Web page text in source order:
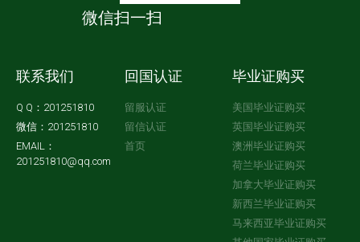
微信扫一扫
联系我们
Q Q：201251810
微信：201251810
EMAIL：
201251810@qq.com
回国认证
留服认证
留信认证
首页
毕业证购买
美国毕业证购买
英国毕业证购买
澳洲毕业证购买
荷兰毕业证购买
加拿大毕业证购买
新西兰毕业证购买
马来西亚毕业证购买